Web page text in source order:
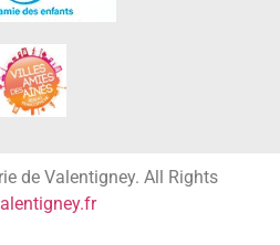
de Valentigney. All Rights